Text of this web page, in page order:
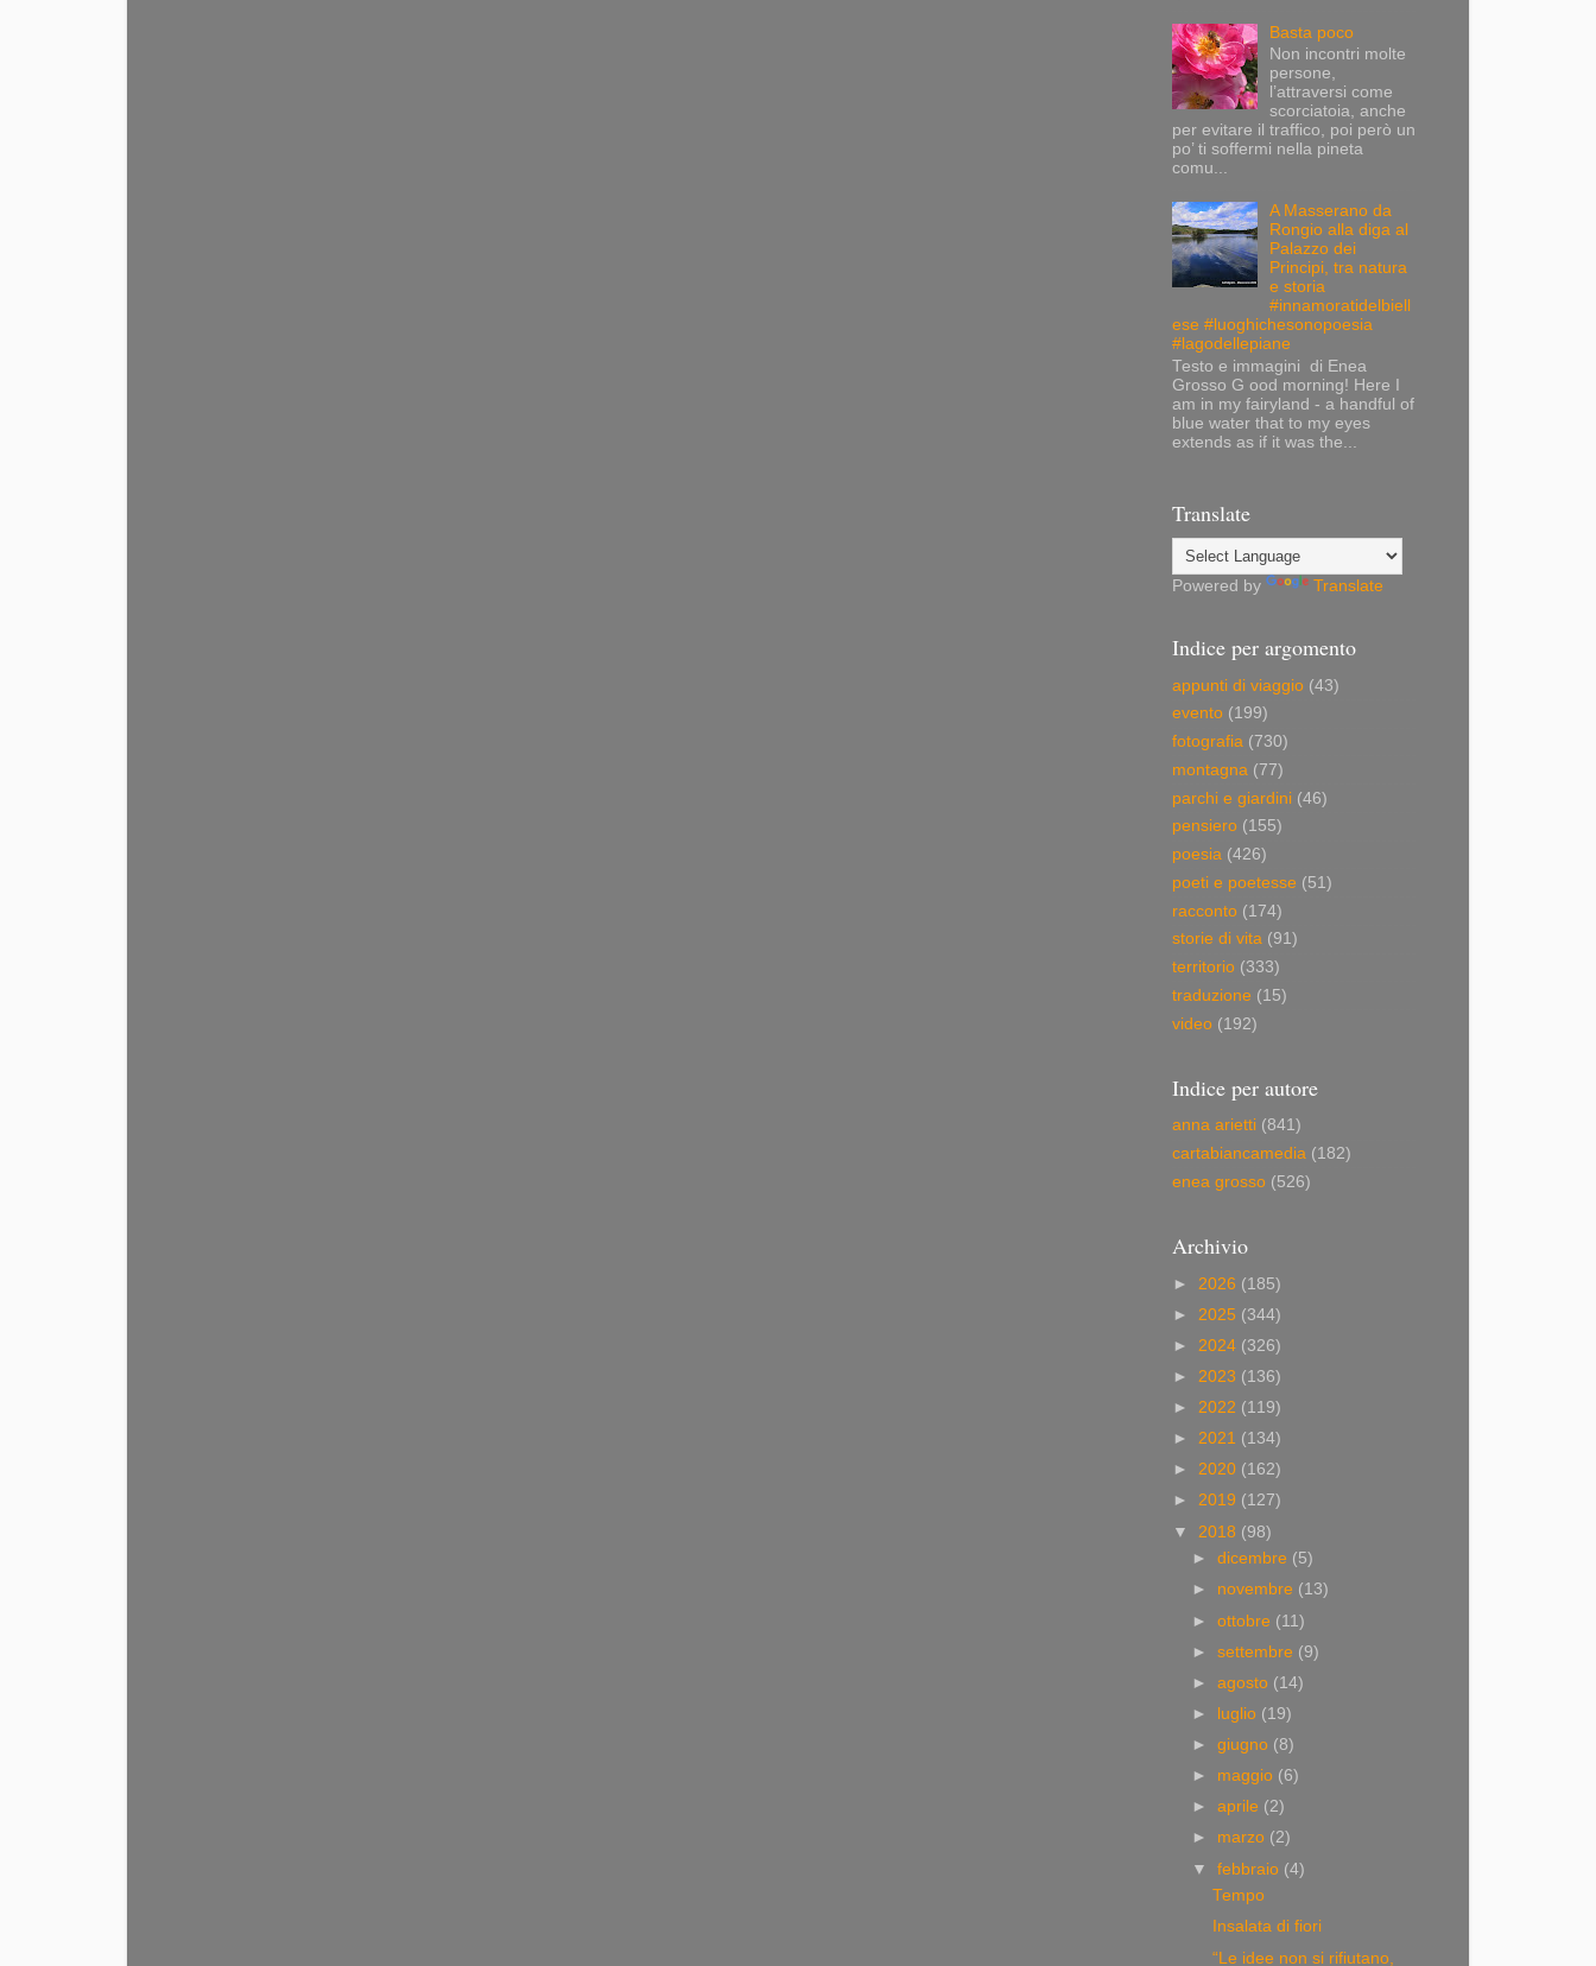
Basta poco
Non incontri molte
persone,
l’attraversi come
scorciatoia, anche
per evitare il traffico, poi però un
po’ ti soffermi nella pineta
comu...
A Masserano da
Rongio alla diga al
Palazzo dei
Principi, tra natura
e storia
#innamoratidelbiell
ese #luoghichesonopoesia
#lagodellepiane
Testo e immagini di Enea
Grosso G ood morning! Here I
am in my fairyland - a handful of
blue water that to my eyes
extends as if it was the...
Translate
Powered by Translate
Indice per argomento
appunti di viaggio (43)
evento (199)
fotografia (730)
montagna (77)
parchi e giardini (46)
pensiero (155)
poesia (426)
poeti e poetesse (51)
racconto (174)
storie di vita (91)
territorio (333)
traduzione (15)
video (192)
Indice per autore
anna arietti (841)
cartabiancamedia (182)
enea grosso (526)
Archivio
► 2026 (185)
► 2025 (344)
► 2024 (326)
► 2023 (136)
► 2022 (119)
► 2021 (134)
► 2020 (162)
► 2019 (127)
▼ 2018 (98)
►dicembre (5)
► novembre (13)
►ottobre (11)
►settembre (9)
►agosto (14)
►
luglio (19)
►giugno (8)
► maggio (6)
►aprile (2)
► marzo (2)
▼febbraio (4)
Tempo
Insalata di fiori
“Le idee non si rifiutano,